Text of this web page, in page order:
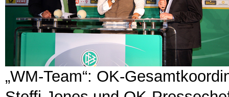
„WM-Team“: OK-